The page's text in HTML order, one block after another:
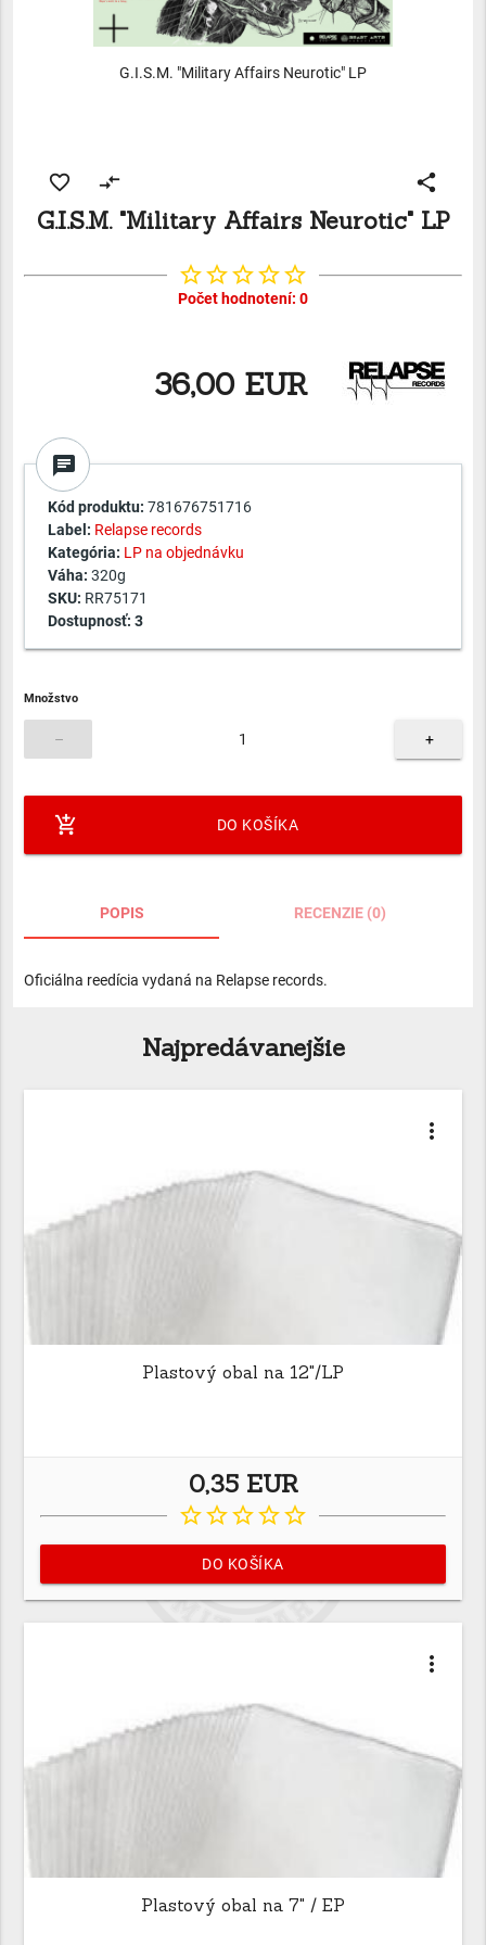
G.I.S.M. "Military Affairs Neurotic" LP
favorite_border compare_arrows share
G.I.S.M. "Military Affairs Neurotic" LP
star_borderstar_borderstar_borderstar_borderstar_border
Počet hodnotení: 0
36,00 EUR
chat
Kód produktu: 781676751716
Label: Relapse records
Kategória: LP na objednávku
Váha: 320g
SKU: RR75171
Dostupnosť: 3
Množstvo
– +
add_shopping_cart DO KOŠÍKA
POPIS RECENZIE (0)
Oficiálna reedícia vydaná na Relapse records.
Najpredávanejšie
more_vert
Plastový obal na 12"/LP
0,35 EUR
star_borderstar_borderstar_borderstar_borderstar_border
DO KOŠÍKA
more_vert
Plastový obal na 7" / EP